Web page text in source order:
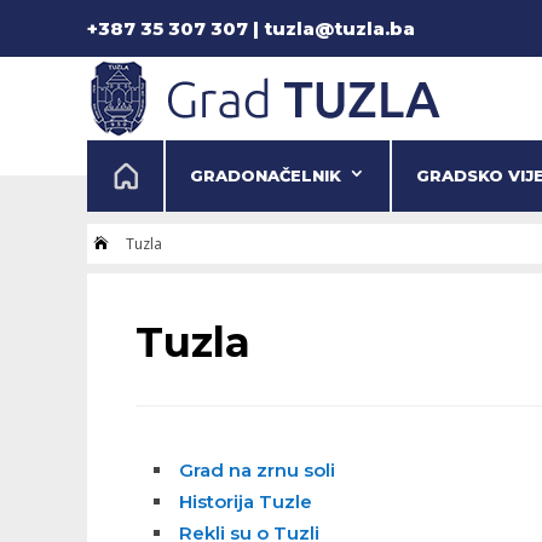
+387 35 307 307 | tuzla@tuzla.ba
GRADONAČELNIK GRADSKO
 Tuzla
Tuzla
Grad na zrnu soli
Historija Tuzle
Rekli su o Tuzli